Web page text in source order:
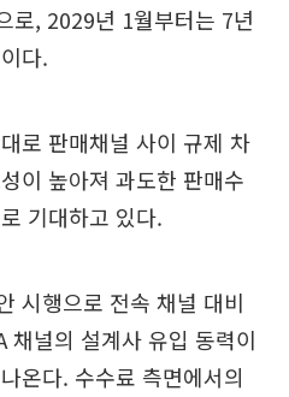
로, 2029년 1월부터는 7년
다.
로 판매채널 사이 규제 차
이 높아져 과도한 판매수
기대하고 있다.
시행으로 전속 채널 대비
채널의 설계사 유입 동력이
온다. 수수료 측면에서의